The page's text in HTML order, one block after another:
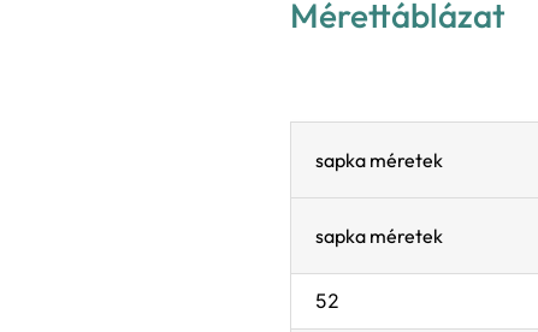
Mérettáblázat
sapka méretek
sapka méretek
52